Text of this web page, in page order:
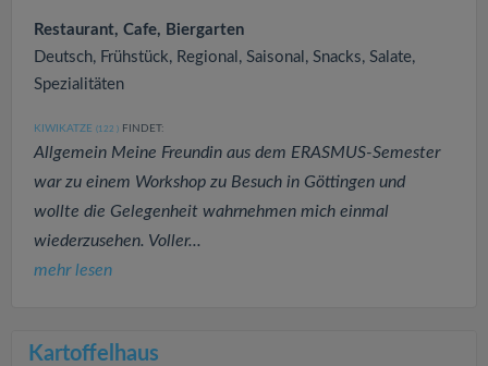
Restaurant, Cafe, Biergarten
Deutsch, Frühstück, Regional, Saisonal, Snacks, Salate,
Spezialitäten
KIWIKATZE (122 ) FINDET:
Allgemein Meine Freundin aus dem ERASMUS-Semester
war zu einem Workshop zu Besuch in Göttingen und
wollte die Gelegenheit wahrnehmen mich einmal
wiederzusehen. Voller...
mehr lesen
Kartoffelhaus